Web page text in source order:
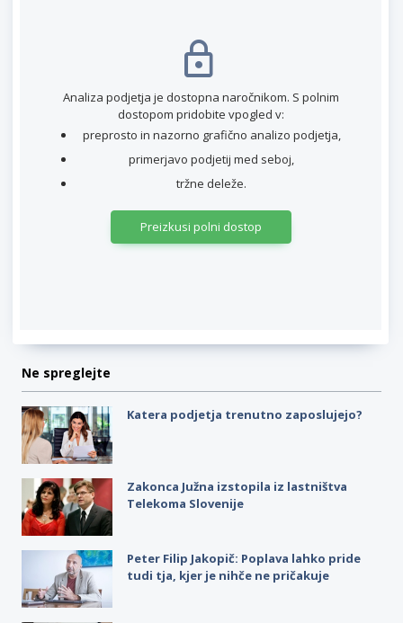
Analiza podjetja je dostopna naročnikom. S polnim
dostopom pridobite vpogled v:
preprosto in nazorno grafično analizo podjetja,
primerjavo podjetij med seboj,
tržne deleže.
Preizkusi polni dostop
Ne spreglejte
Katera podjetja trenutno zaposlujejo?
Zakonca Južna izstopila iz lastništva
Telekoma Slovenije
Peter Filip Jakopič: Poplava lahko pride
tudi tja, kjer je nihče ne pričakuje